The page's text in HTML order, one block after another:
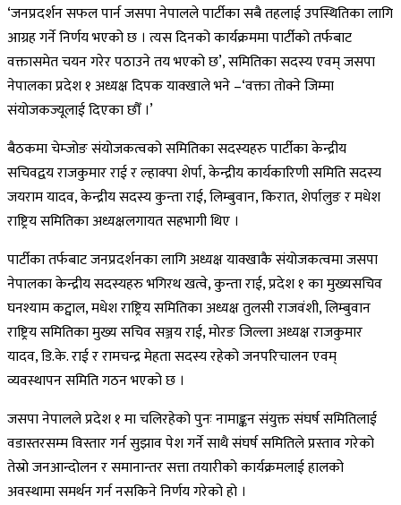
‘जनप्रदर्शन सफल पार्न जसपा नेपालले पार्टीका सबै तहलाई उपस्थितिका लागि
आग्रह गर्ने निर्णय भएको छ । त्यस दिनको कार्यक्रममा पार्टीको तर्फबाट
वक्तासमेत चयन गरेर पठाउने तय भएको छ’, समितिका सदस्य एवम् जसपा
नेपालका प्रदेश १ अध्यक्ष दिपक याक्खाले भने –‘वक्ता तोक्ने जिम्मा
संयोजकज्यूलाई दिएका छौँ ।’
बैठकमा चेम्जोङ संयोजकत्वको समितिका सदस्यहरु पार्टीका केन्द्रीय
सचिवद्वय राजकुमार राई र ल्हाक्पा शेर्पा, केन्द्रीय कार्यकारिणी समिति सदस्य
जयराम यादव, केन्द्रीय सदस्य कुन्ता राई, लिम्बुवान, किरात, शेर्पालुङ र मधेश
राष्ट्रिय समितिका अध्यक्षलगायत सहभागी थिए ।
पार्टीका तर्फबाट जनप्रदर्शनका लागि अध्यक्ष याक्खाकै संयोजकत्वमा जसपा
नेपालका केन्द्रीय सदस्यहरु भगिरथ खत्वे, कुन्ता राई, प्रदेश १ का मुख्यसचिव
घनश्याम कट्वाल, मधेश राष्ट्रिय समितिका अध्यक्ष तुलसी राजवंशी, लिम्बुवान
राष्ट्रिय समितिका मुख्य सचिव सञ्जय राई, मोरङ जिल्ला अध्यक्ष राजकुमार
यादव, डि.के. राई र रामचन्द्र मेहता सदस्य रहेको जनपरिचालन एवम्
व्यवस्थापन समिति गठन भएको छ ।
जसपा नेपालले प्रदेश १ मा चलिरहेको पुनः नामाङ्कन संयुक्त संघर्ष समितिलाई
वडास्तरसम्म विस्तार गर्न सुझाव पेश गर्ने साथै संघर्ष समितिले प्रस्ताव गरेको
तेस्रो जनआन्दोलन र समानान्तर सत्ता तयारीको कार्यक्रमलाई हालको
अवस्थामा समर्थन गर्न नसकिने निर्णय गरेको हो ।